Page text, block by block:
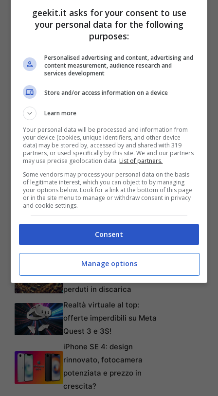
“Come bonus speciale, abbiamo creato anche
un“ambient soundscapes” video, che
presenta 1 ora di rumori della natura in loop.
Ci auguriamo che apprezzerai la cura dei
dettagli che abbiamo portato a questi
paesaggi sonori lussureggianti e autentici”.
Ampliteam
Articoli recentiL’errore da 780 Milioni di
dollari: la storia dei Bitcoin
perduti in discarica
Realtà virtuale al top:
offerte imperdibili su Meta
Quest 3 e 3S!
iPhone SE 4: design
rinnovato, fotocamera
potenziata e prezzo in
crescita?
geekit.it asks for your consent to use
your personal data for the following
purposes:
Personalised advertising and content, advertising and
content measurement, audience research and
services development
Store and/or access information on a device
Learn more
Your personal data will be processed and information from
your device (cookies, unique identifiers, and other device
data) may be stored by, accessed by and shared with 319
partners, or used specifically by this site. We and our partners
may use precise geolocation data. List of partners.
Some vendors may process your personal data on the basis
of legitimate interest, which you can object to by managing
your options below. Look for a link at the bottom of this page
or in the site menu to manage or withdraw consent in privacy
and cookie settings.
Consent
Manage options